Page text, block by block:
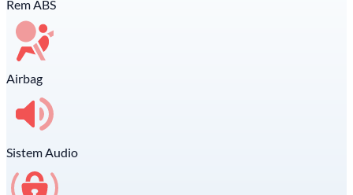
Rem ABS
Airbag
Sistem Audio